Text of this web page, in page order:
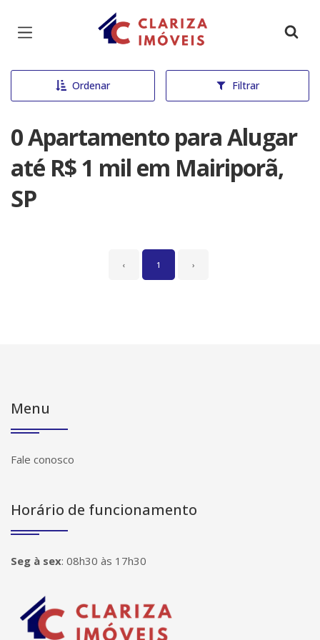
Página inicial
Ordenar Filtrar
0 Apartamento para Alugar
até R$ 1 mil em Mairiporã,
SP
‹ 1 ›
Menu
Fale conosco
Horário de funcionamento
Seg à sex: 08h30 às 17h30
Página inicial